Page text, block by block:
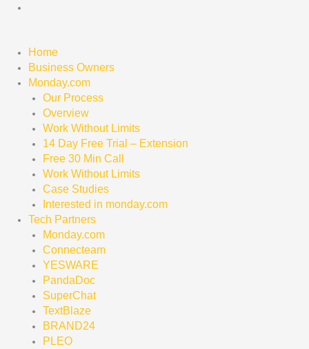
Skip
Home
Business Owners
Monday.com
Our Process
Overview
Work Without Limits
14 Day Free Trial – Extension
Free 30 Min Call
Work Without Limits
Case Studies
Interested in monday.com
Tech Partners
Monday.com
Connecteam
YESWARE
PandaDoc
SuperChat
TextBlaze
BRAND24
PLEO